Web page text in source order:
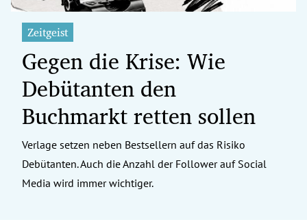
Untermenü
Untermenü
Untermenü
Untermenü
Untermenü
Untermenü
Zeitgeist
Gegen die Krise: Wie
Debütanten den
Buchmarkt retten sollen
Verlage setzen neben Bestsellern auf das Risiko
Debütanten. Auch die Anzahl der Follower auf Social
Media wird immer wichtiger.